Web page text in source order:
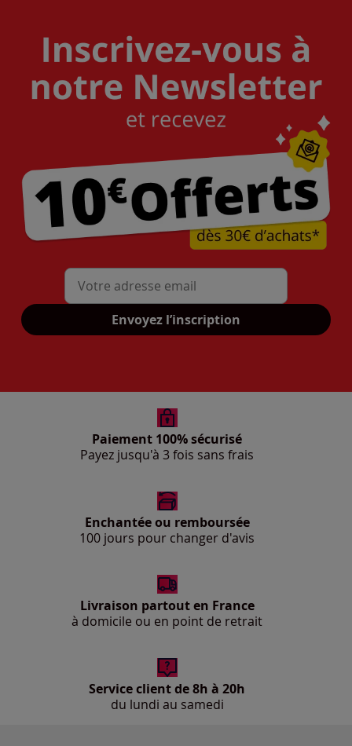
Mon adresse mail
Envoyez l’inscription
Paiement 100% sécurisé
Payez jusqu'à 3 fois sans frais
Enchantée ou remboursée
100 jours pour changer d'avis
Livraison partout en France
à domicile ou en point de retrait
Service client de 8h à 20h
du lundi au samedi